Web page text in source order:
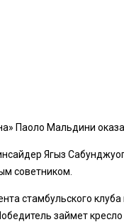
Паоло Мальдини
Ягыз
советником.
стамбульского
займет